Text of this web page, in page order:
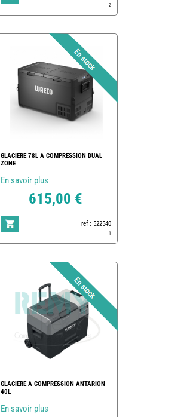
2
GLACIERE 78L A COMPRESSION DUAL
ZONE
En savoir plus
615,00 €
ref : 522540
1
GLACIERE A COMPRESSION ANTARION
40L
En savoir plus